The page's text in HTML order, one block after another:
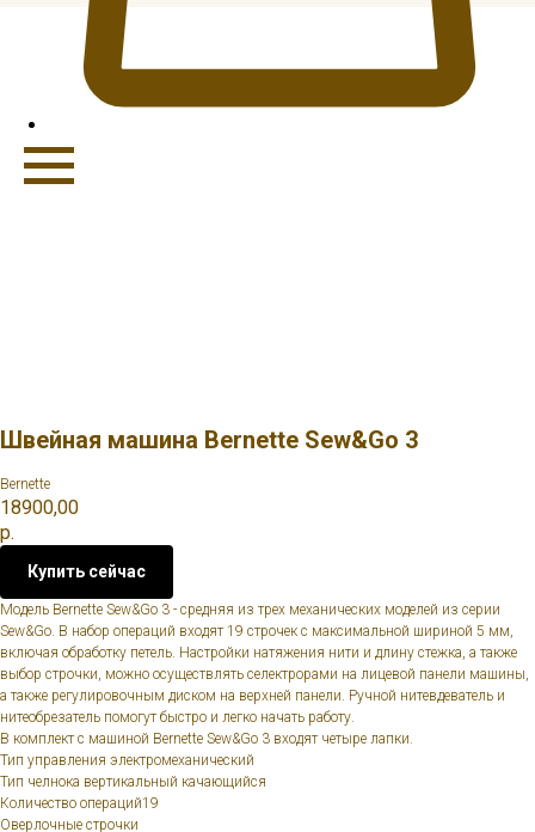
Швейная машина Bernette Sew&Go 3
Bernette
18900,00
р.
Купить сейчас
Модель Bernette Sew&Go 3 - средняя из трех механических моделей из серии
Sew&Go. В набор операций входят 19 строчек с максимальной шириной 5 мм,
включая обработку петель. Настройки натяжения нити и длину стежка, а также
выбор строчки, можно осуществлять селектрорами на лицевой панели машины,
а также регулировочным диском на верхней панели. Ручной нитевдеватель и
нитеобрезатель помогут быстро и легко начать работу.
В комплект с машиной Bernette Sew&Go 3 входят четыре лапки.
Тип управления электромеханический
Тип челнока вертикальный качающийся
Количество операций19
Оверлочные строчки